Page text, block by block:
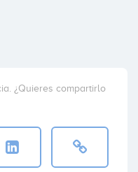
¿Quieres compartirlo